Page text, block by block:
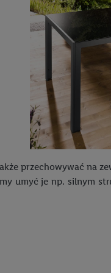
przechowywać na
umyć je np. silnym
aby rozpoznać
reklamy. W tym celu
przetwarzać adres e-
z technologii Utiq w
jego adresu IP. Jeśli
przy użyciu adresu IP i
ten zostanie
z usług Lidl. W
w usługach
Zgodę na
ochronydanych Utiq
do celów marketingu